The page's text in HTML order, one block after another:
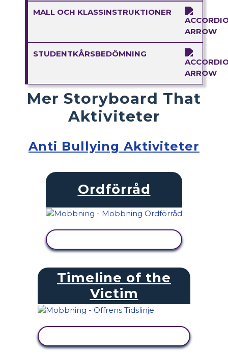
MALL OCH KLASSINSTRUKTIONER
STUDENTKÅRSBEDÖMNING
Mer Storyboard That
Aktiviteter
Anti Bullying Aktiviteter
Ordförråd
Timeline of the
Victim